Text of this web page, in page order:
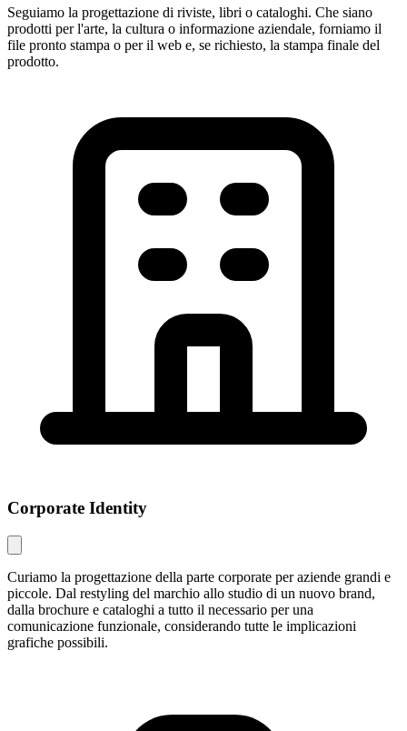
Seguiamo la progettazione di riviste, libri o cataloghi. Che siano
prodotti per l'arte, la cultura o informazione aziendale, forniamo il
file pronto stampa o per il web e, se richiesto, la stampa finale del
prodotto.
Corporate Identity
Curiamo la progettazione della parte corporate per aziende grandi e
piccole. Dal restyling del marchio allo studio di un nuovo brand,
dalla brochure e cataloghi a tutto il necessario per una
comunicazione funzionale, considerando tutte le implicazioni
grafiche possibili.